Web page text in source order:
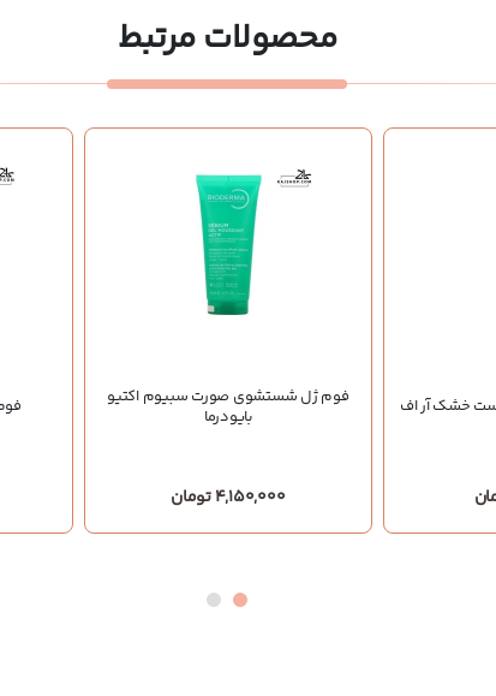
محصولات مرتبط
خشک آر اف
فوم ژل شستشوی صورت سبیوم اکتیو
بایودرما
4,150,000 تومان